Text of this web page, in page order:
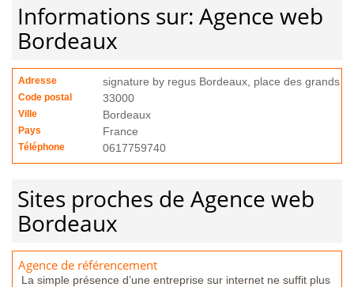
Informations sur: Agence web
Bordeaux
Adresse signature by regus Bordeaux, place des grands
Code postal 33000
Ville Bordeaux
Pays France
Téléphone 0617759740
Sites proches de Agence web
Bordeaux
Agence de référencement
La simple présence d’une entreprise sur internet ne suffit plus